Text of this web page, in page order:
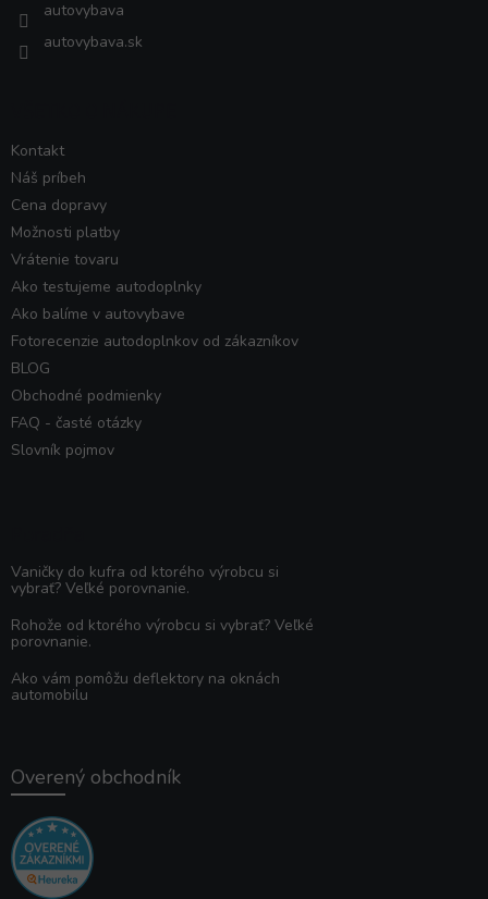
autovybava
autovybava.sk
Kontakt
Náš príbeh
Cena dopravy
Možnosti platby
Vrátenie tovaru
Ako testujeme autodoplnky
Ako balíme v autovybave
Fotorecenzie autodoplnkov od zákazníkov
BLOG
Obchodné podmienky
FAQ - časté otázky
Slovník pojmov
Vaničky do kufra od ktorého výrobcu si
vybrať? Veľké porovnanie.
Rohože od ktorého výrobcu si vybrať? Veľké
porovnanie.
Ako vám pomôžu deflektory na oknách
automobilu
Overený obchodník